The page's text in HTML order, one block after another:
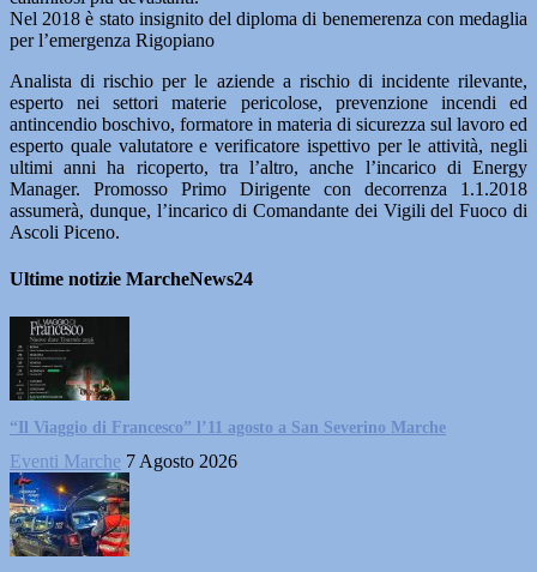
Nel 2018 è stato insignito del diploma di benemerenza con medaglia
per l’emergenza Rigopiano
Analista di rischio per le aziende a rischio di incidente rilevante,
esperto nei settori materie pericolose, prevenzione incendi ed
antincendio boschivo, formatore in materia di sicurezza sul lavoro ed
esperto quale valutatore e verificatore ispettivo per le attività, negli
ultimi anni ha ricoperto, tra l’altro, anche l’incarico di Energy
Manager. Promosso Primo Dirigente con decorrenza 1.1.2018
assumerà, dunque, l’incarico di Comandante dei Vigili del Fuoco di
Ascoli Piceno.
Ultime notizie MarcheNews24
“Il Viaggio di Francesco” l’11 agosto a San Severino Marche
Eventi Marche 7 Agosto 2026